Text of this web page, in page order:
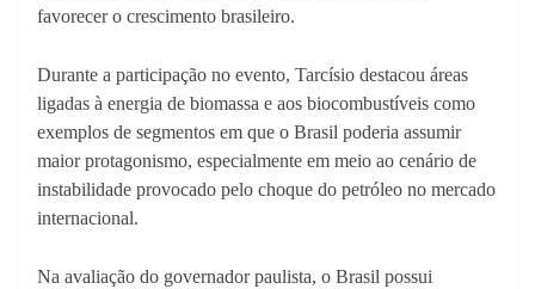
favorecer o crescimento brasileiro.
Durante a participação no evento, Tarcísio destacou áreas
ligadas à energia de biomassa e aos biocombustíveis como
exemplos de segmentos em que o Brasil poderia assumir
maior protagonismo, especialmente em meio ao cenário de
instabilidade provocado pelo choque do petróleo no mercado
internacional.
Na avaliação do governador paulista, o Brasil possui